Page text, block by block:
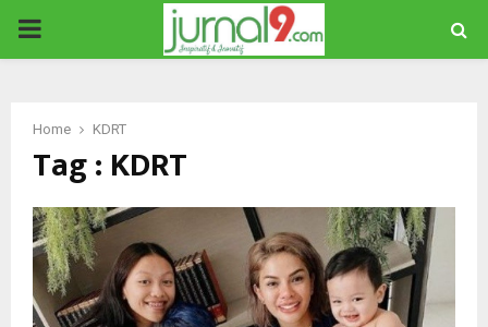
PRIMARY
Home KDRT
Tag : KDRT